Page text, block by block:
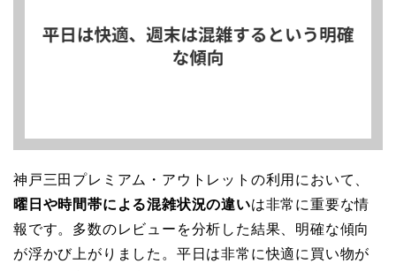
神戸三田プレミアム・アウトレットの利用において、
曜日や時間帯による混雑状況の違いは非常に重要な情
報です。多数のレビューを分析した結果、明確な傾向
が浮かび上がりました。平日は非常に快適に買い物が